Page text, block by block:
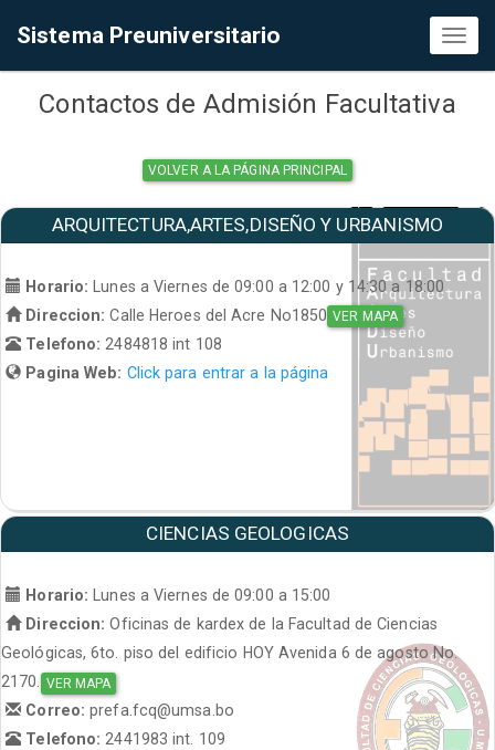
Sistema Preuniversitario
Contactos de Admisión Facultativa
VOLVER A LA PÁGINA PRINCIPAL
ARQUITECTURA,ARTES,DISEÑO Y URBANISMO
Horario:
Lunes a Viernes de 09:00 a 12:00 y 14:30 a 18:00
Direccion: Calle Heroes del Acre No1850 VER MAPA
Telefono: 2484818 int 108
Pagina Web: Click para entrar a la página
CIENCIAS GEOLOGICAS
Horario: Lunes a Viernes de 09:00 a 15:00
Direccion: Oficinas de kardex de la Facultad de Ciencias
Geológicas, 6to. piso del edificio HOY Avenida 6 de agosto No.
2170. VER MAPA
Correo:prefa.fcq@umsa.bo
Telefono:2441983 int. 109